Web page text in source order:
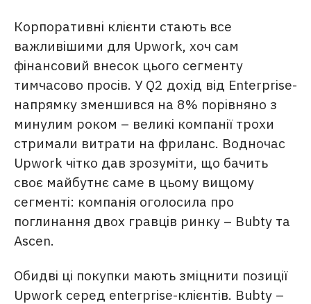
Корпоративні клієнти стають все
важливішими для Upwork, хоч сам
фінансовий внесок цього сегменту
тимчасово просів. У Q2 дохід від Enterprise-
напрямку зменшився на 8% порівняно з
минулим роком – великі компанії трохи
стримали витрати на фриланс. Водночас
Upwork чітко дав зрозуміти, що бачить
своє майбутнє саме в цьому вищому
сегменті: компанія оголосила про
поглинання двох гравців ринку – Bubty та
Ascen.
Обидві ці покупки мають зміцнити позиції
Upwork серед enterprise-клієнтів. Bubty –